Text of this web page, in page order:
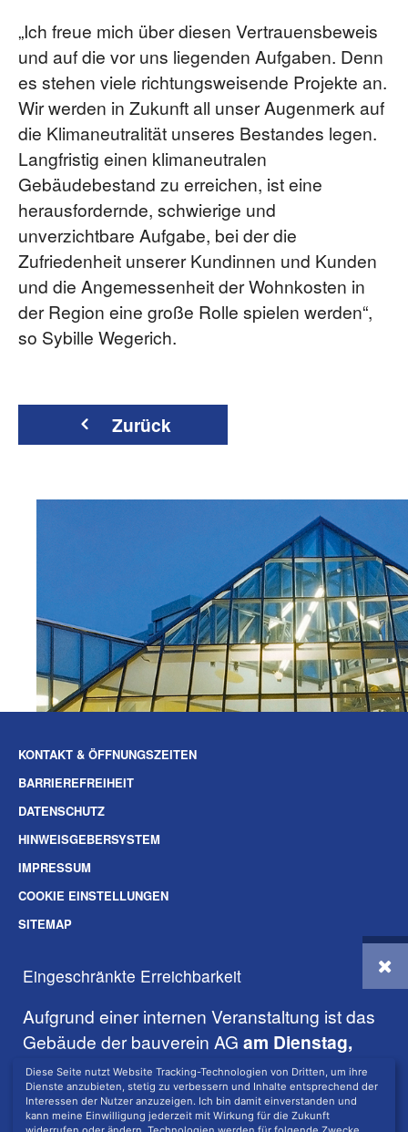
Diese Seite nutzt Website Tracking-Technologien von Dritten, um ihre
Dienste anzubieten, stetig zu verbessern und Inhalte entsprechend der
Interessen der Nutzer anzuzeigen. Ich bin damit einverstanden und
kann meine Einwilligung jederzeit mit Wirkung für die Zukunft
Eingeschränkte Erreichbarkeit
Aufgrund einer internen Veranstaltung ist das
Gebäude der bauverein AG am Dienstag,
den 18.08.2026 geschlossen.
Die telefonische Erreichbarkeit ist davon nicht betroffen.
„Ich freue mich über diesen Vertrauensbeweis
und auf die vor uns liegenden Aufgaben. Denn
es stehen viele richtungsweisende Projekte an.
Wir werden in Zukunft all unser Augenmerk auf
die Klimaneutralität unseres Bestandes legen.
Langfristig einen klimaneutralen
Gebäudebestand zu erreichen, ist eine
herausfordernde, schwierige und
unverzichtbare Aufgabe, bei der die
Zufriedenheit unserer Kundinnen und Kunden
und die Angemessenheit der Wohnkosten in
der Region eine große Rolle spielen werden“,
so Sybille Wegerich.
Zurück
KONTAKT & ÖFFNUNGSZEITEN
BARRIEREFREIHEIT
DATENSCHUTZ
HINWEISGEBERSYSTEM
IMPRESSUM
COOKIE EINSTELLUNGEN
SITEMAP
© 2026 BAUVEREIN AG DARMSTADT